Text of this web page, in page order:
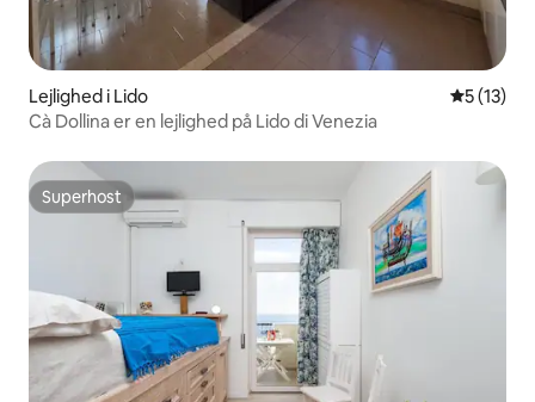
Lejlighed i Lido 5 ud af 5
5 (13)
Cà Dollina er en lejlighed på Lido di Venezia
Superhost
Superhost